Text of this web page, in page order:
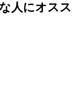
人にオスス